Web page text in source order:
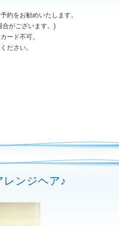
約をお勧めいたします。
合がございます。)
ード不可。
ださい。
レンジヘア♪